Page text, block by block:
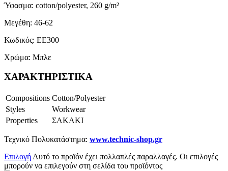
Ύφασμα: cotton/polyester, 260 g/m²
Μεγέθη: 46-62
Κωδικός: ΕΕ300
Χρώμα: Μπλε
ΧΑΡΑΚΤΗΡΙΣΤΙΚΑ
Compositions Cotton/Polyester
Styles
Workwear
Properties
ΣΑΚΑΚΙ
Τεχνικό Πολυκατάστημα: www.technic-shop.gr
Επιλογή Αυτό το προϊόν έχει πολλαπλές παραλλαγές. Οι επιλογές
μπορούν να επιλεγούν στη σελίδα του προϊόντος